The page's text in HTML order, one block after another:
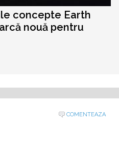
concepte Earth
nouă pentru
COMENTEAZA